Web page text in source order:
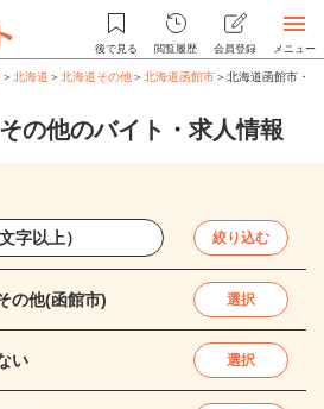
後で見る 閲覧履歴 会員登録 メニュー
＞北海道 ＞北海道その他＞北海道函館市＞北海道函館市・
の他のバイト・求人情報
絞り込む
の他(函館市) 選択
い 選択